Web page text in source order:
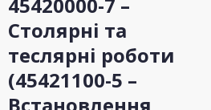
45420000-7 –
Столярні та
теслярні роботи
(45421100-5 –